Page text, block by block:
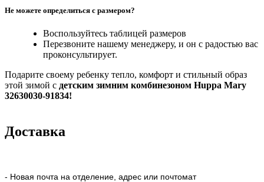
Не можете определиться с размером?
Воспользуйтесь таблицей размеров
Перезвоните нашему менеджеру, и он с радостью вас
проконсультирует.
Подарите своему ребенку тепло, комфорт и стильный образ
этой зимой с детским зимним комбинезоном Huppa Mary
32630030-91834!
Доставка
- Новая почта на отделение, адрес или почтомат